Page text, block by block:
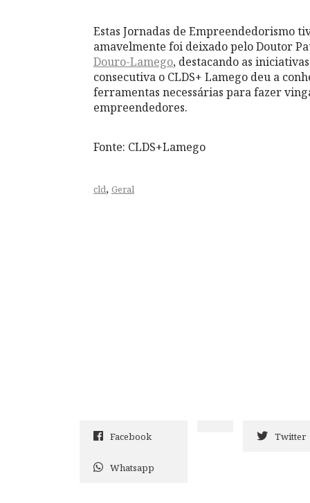
Estas Jornadas de Empreendedorismo
amavelmente foi deixado pelo Doutor
Douro-Lamego, destacando as
consecutiva o CLDS+ Lamego deu a
ferramentas necessárias para fazer
empreendedores.
Fonte: CLDS+Lamego
cld, Geral
Facebook Twitter
Whatsapp